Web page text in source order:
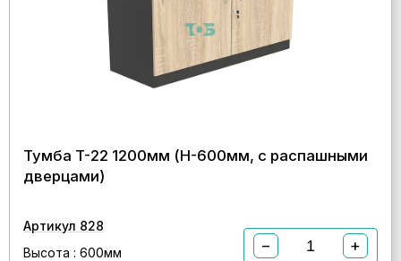
Тумба T-22 1200мм (H-600мм, с распашными
дверцами)
Артикул 828
Высота : 600мм
− +